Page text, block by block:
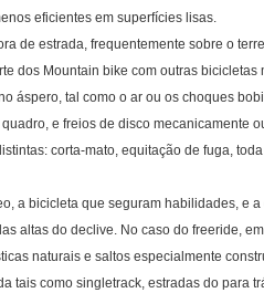
eficientes em superfícies lisas.
de estrada, frequentemente sobre o
dos Mountain bike com outras
áspero, tal como o ar ou os choques
e freios de disco mecanicamente
corta-mato, equitação de fuga,
a bicicleta que seguram habilidades, e
altas do declive. No caso do freeride,
naturais e saltos especialmente
tais como singletrack, estradas do para